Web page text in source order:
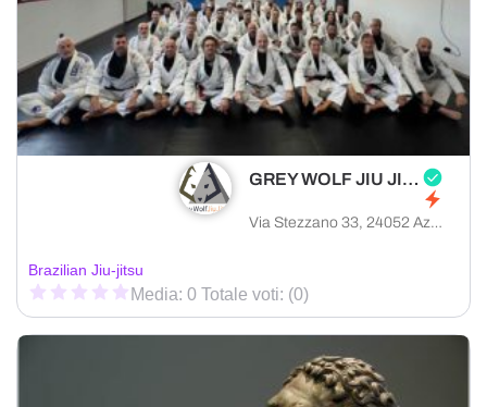
GREY WOLF JIU JITSU BERGAMO
Via Stezzano 33, 24052 Azzano San Paolo provincia di Bergamo, Italia
Brazilian Jiu-jitsu
Media: 0 Totale voti: (0)